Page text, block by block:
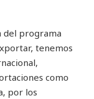
del programa
tenemos
como
por los